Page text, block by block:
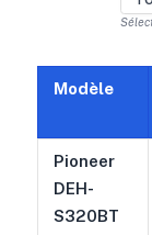
Tableau de
Modèle
Pioneer
DEH-
S320BT